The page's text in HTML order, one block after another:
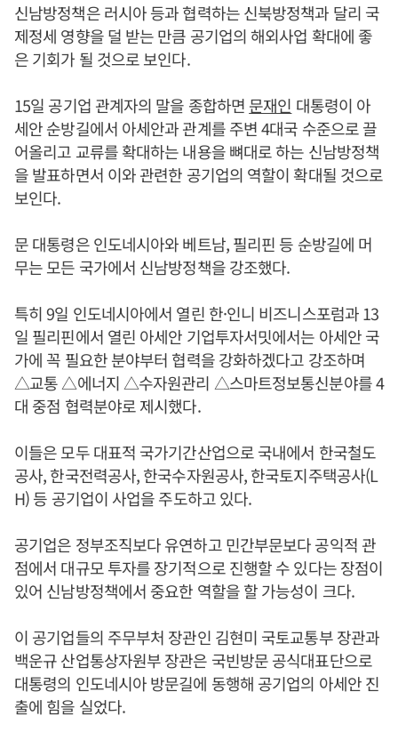
신남방정책은 러시아 등과 협력하는 신북방정책과 달리 국
제정세 영향을 덜 받는 만큼 공기업의 해외사업 확대에 좋
은 기회가 될 것으로 보인다.
15일 공기업 관계자의 말을 종합하면 문재인 대통령이 아
세안 순방길에서 아세안과 관계를 주변 4대국 수준으로 끌
어올리고 교류를 확대하는 내용을 뼈대로 하는 신남방정책
을 발표하면서 이와 관련한 공기업의 역할이 확대될 것으로
보인다.
문 대통령은 인도네시아와 베트남, 필리핀 등 순방길에 머
무는 모든 국가에서 신남방정책을 강조했다.
특히 9일 인도네시아에서 열린 한·인니 비즈니스포럼과 13
일 필리핀에서 열린 아세안 기업투자서밋에서는 아세안 국
가에 꼭 필요한 분야부터 협력을 강화하겠다고 강조하며
△교통 △에너지 △수자원관리 △스마트정보통신분야를 4
대 중점 협력분야로 제시했다.
이들은 모두 대표적 국가기간산업으로 국내에서 한국철도
공사, 한국전력공사, 한국수자원공사, 한국토지주택공사(L
H) 등 공기업이 사업을 주도하고 있다.
공기업은 정부조직보다 유연하고 민간부문보다 공익적 관
점에서 대규모 투자를 장기적으로 진행할 수 있다는 장점이
있어 신남방정책에서 중요한 역할을 할 가능성이 크다.
이 공기업들의 주무부처 장관인 김현미 국토교통부 장관과
백운규 산업통상자원부 장관은 국빈방문 공식대표단으로
대통령의 인도네시아 방문길에 동행해 공기업의 아세안 진
출에 힘을 실었다.